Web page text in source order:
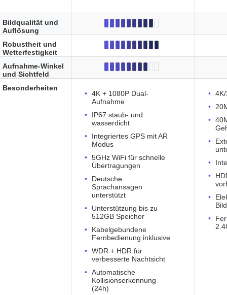
4K + 1080P Dual-
Aufnahme
IP67 staub- und
wasserdicht
Integriertes GPS mit AR
Modus
5GHz WiFi für schnelle
Übertragungen
Deutsche
Sprachansagen
unterstützt
Unterstützung bis zu
512GB Speicher
Kabelgebundene
Fernbedienung inklusive
WDR + HDR für
verbesserte Nachtsicht
Automatische
Kollisionserkennung
(24h)
Bildqualität und
Auflösung
Robustheit und
Wetterfestigkeit
Aufnahme-Winkel
und Sichtfeld
Besonderheiten